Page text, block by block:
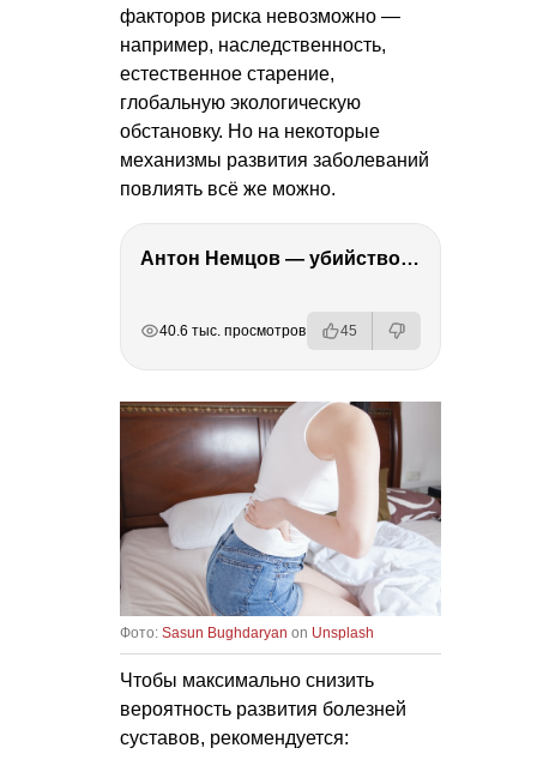
факторов риска невозможно —
например, наследственность,
естественное старение,
глобальную экологическую
обстановку. Но на некоторые
механизмы развития заболеваний
повлиять всё же можно.
Антон Немцов — убийство Бориса Немцова, переезд в Дубай, семья и политика
40.6 тыс. просмотров 45
Фото: Sasun Bughdaryan on Unsplash
Чтобы максимально снизить
вероятность развития болезней
суставов, рекомендуется: